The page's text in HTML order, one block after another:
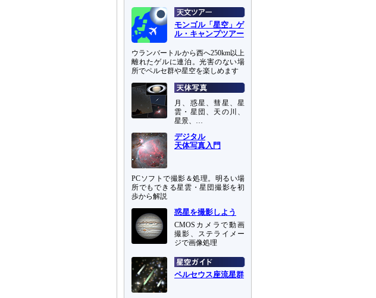
モンゴル「星空」ゲ
ル・キャンプツアー
ウランバートルから西へ250km以上
離れたゲルに連泊。光害のない場
所でペルセ群や星空を楽しめます
月、惑星、彗星、星
雲・星団、天の川、
星景、…
デジタル
天体写真入門
PCソフトで撮影＆処理。明るい場
所でもできる星雲・星団撮影を初
歩から解説
惑星を撮影しよう
CMOSカメラで動画
撮影、ステライメー
ジで画像処理
ペルセウス座流星群